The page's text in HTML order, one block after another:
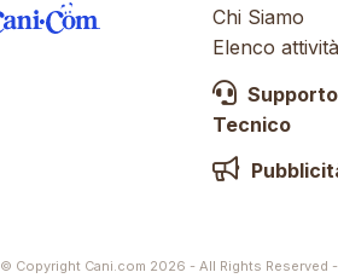
Chi Siamo
Elenco attività
Supporto
Tecnico
© Copyright Cani.com 2026 - All Rights Reserved